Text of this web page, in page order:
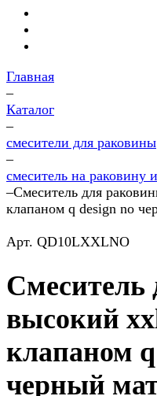
Главная
–
Каталог
–
смесители для раковины
–
смеситель на раковину
–Смеситель для
клапаном q design no
Арт. QD10LXXLNO
Смеситель
высокий
клапаном
черный